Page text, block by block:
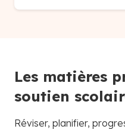
Les matières
soutien
Réviser, planifier,